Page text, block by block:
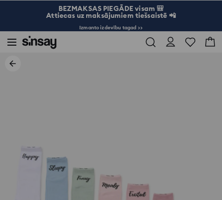
BEZMAKSAS PIEGĀDE visam 🎒
Attiecas uz maksājumiem tiešsaistē 📲
Izmanto izdevību tagad >>